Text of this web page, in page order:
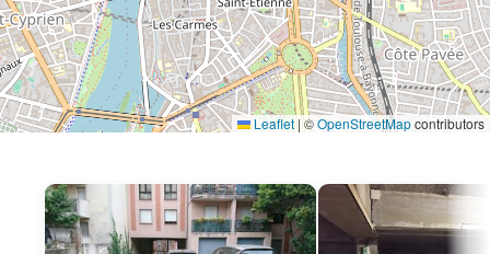
P
Leaflet | ©OpenStreetMapcontributors